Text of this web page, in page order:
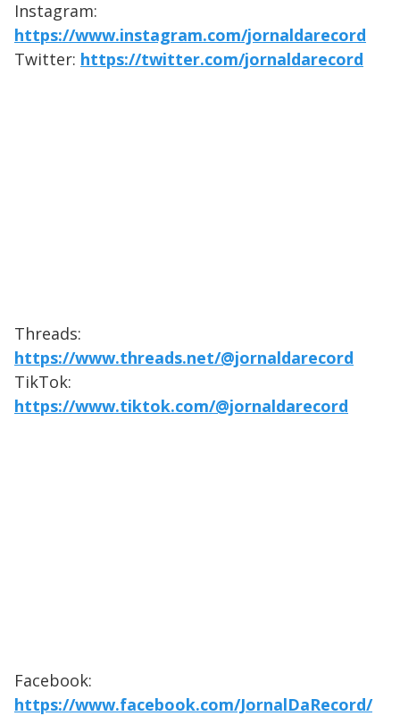
Instagram:
https://www.instagram.com/jornaldarecord
Twitter: https://twitter.com/jornaldarecord
Threads:
https://www.threads.net/@jornaldarecord
TikTok:
https://www.tiktok.com/@jornaldarecord
Facebook:
https://www.facebook.com/JornalDaRecord/